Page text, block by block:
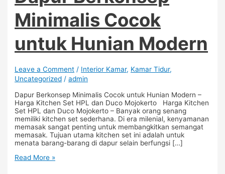
Minimalis Cocok
untuk Hunian Modern
Leave a Comment / Interior Kamar, Kamar Tidur,
Uncategorized /admin
Dapur Berkonsep Minimalis Cocok untuk Hunian Modern –
Harga Kitchen Set HPL dan Duco Mojokerto Harga Kitchen
Set HPL dan Duco Mojokerto – Banyak orang senang
memiliki kitchen set sederhana. Di era milenial, kenyamanan
memasak sangat penting untuk membangkitkan semangat
memasak. Tujuan utama kitchen set ini adalah untuk
menata barang-barang di dapur selain berfungsi […]
Read More »